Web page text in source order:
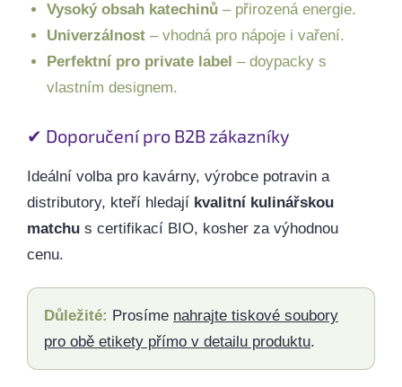
Vysoký obsah katechinů – přirozená energie.
Univerzálnost – vhodná pro nápoje i vaření.
Perfektní pro private label – doypacky s
vlastním designem.
✔ Doporučení pro B2B zákazníky
Ideální volba pro kavárny, výrobce potravin a
distributory, kteří hledají kvalitní kulinářskou
matchu s certifikací BIO, kosher za výhodnou
cenu.
Důležité: Prosíme nahrajte tiskové soubory
pro obě etikety přímo v detailu produktu.